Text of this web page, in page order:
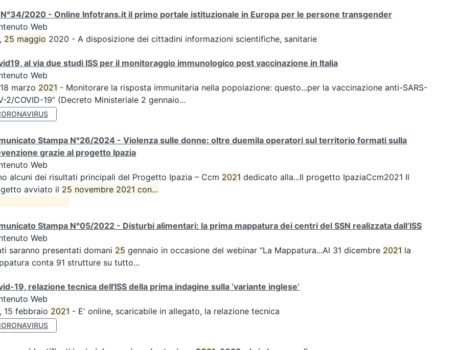
N°34/2020 - Online Infotrans.it il primo portale istituzionale in Europa per le persone transgender
Web
25 maggio 2020 - A disposizione dei cittadini informazioni scientifiche, sanitarie
al via due studi ISS per il monitoraggio immunologico post vaccinazione in Italia
Web
marzo 2021 - Monitorare la risposta immunitaria nella popolazione: questo...per la vaccinazione anti-SARS-
2/COVID-19” (Decreto Ministeriale 2 gennaio...
Stampa N°26/2024 - Violenza sulle donne: oltre duemila operatori sul territorio formati sulla
grazie al progetto Ipazia
Web
alcuni dei risultati principali del Progetto Ipazia – Ccm 2021 dedicato alla...Il progetto IpaziaCcm2021 Il
avviato il 25 novembre 2021 con...
Stampa N°05/2022 - Disturbi alimentari: la prima mappatura dei centri del SSN realizzata dall’ISS
Web
saranno presentati domani 25 gennaio in occasione del webinar “La Mappatura...Al 31 dicembre 2021 la
conta 91 strutture su tutto...
19, relazione tecnica dell'ISS della prima indagine sulla ‘variante inglese’
Web
15 febbraio 2021 - E' online, scaricabile in allegato, la relazione tecnica